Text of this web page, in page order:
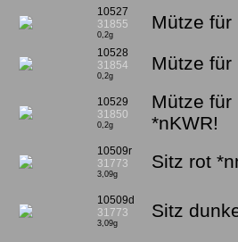
10527
31855
0,2g
Mütze für
10528
31854
0,2g
Mütze für
10529
31850
0,2g
Mütze für
*nKWR!
10509r
31773
3,09g
Sitz rot
10509d
31773
3,09g
Sitz